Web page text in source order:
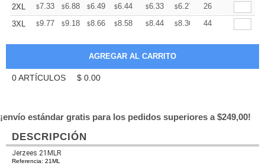
2XL
$7.33 $6.88 $6.49 $6.44 $6.33 $6.27 +
26
3XL
$9.77 $9.18 $8.66 $8.58 $8.44 $8.36 +
44
0ARTÍCULOS $ 0.00
¡envío estándar gratis para los pedidos superiores a $249,00!
DESCRIPCIÓN
Jerzees 21MLR
Referencia: 21ML